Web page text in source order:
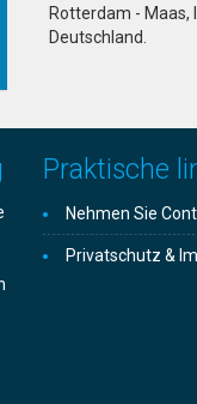
Rotterdam - Maas,
Deutschland.
Praktische
Nehmen Sie
Privatschutz &